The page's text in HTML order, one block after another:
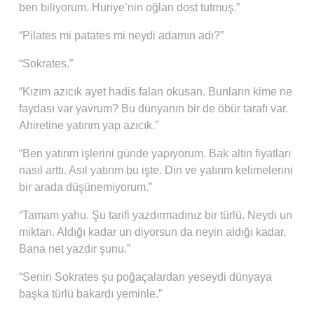
ben biliyorum. Huriye’nin oğlan dost tutmuş.”
“Pilates mi patates mi neydi adamın adı?”
“Sokrates.”
“Kızım azıcık ayet hadis falan okusan. Bunların kime ne
faydası var yavrum? Bu dünyanın bir de öbür tarafı var.
Ahiretine yatırım yap azıcık.”
“Ben yatırım işlerini günde yapıyorum. Bak altın fiyatları
nasıl arttı. Asıl yatırım bu işte. Din ve yatırım kelimelerini
bir arada düşünemiyorum.”
“Tamam yahu. Şu tarifi yazdırmadınız bir türlü. Neydi un
miktarı. Aldığı kadar un diyorsun da neyin aldığı kadar.
Bana net yazdır şunu.”
“Senin Sokrates şu poğaçalardan yeseydi dünyaya
başka türlü bakardı yeminle.”